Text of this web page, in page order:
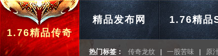
1.76精品传奇
精品发布网 1.76精品
热门标签： 传奇龙纹 | 一股苦味 | 原